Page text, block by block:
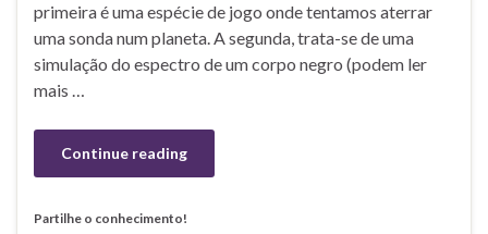
primeira é uma espécie de jogo onde tentamos aterrar
uma sonda num planeta. A segunda, trata-se de uma
simulação do espectro de um corpo negro (podem ler
mais …
Continue reading
Partilhe o conhecimento!